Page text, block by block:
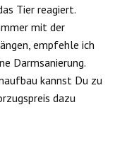
Tier reagiert.
mit der
empfehle ich
Darmsanierung.
kannst Du zu
dazu